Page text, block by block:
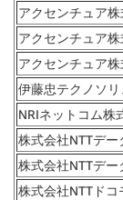
アクセンチュア株
アクセンチュア株
アクセンチュア株
伊藤忠テクノソ
NRIネットコム株
株式会社NTTデー
株式会社NTTデー
株式会社NTTドコ